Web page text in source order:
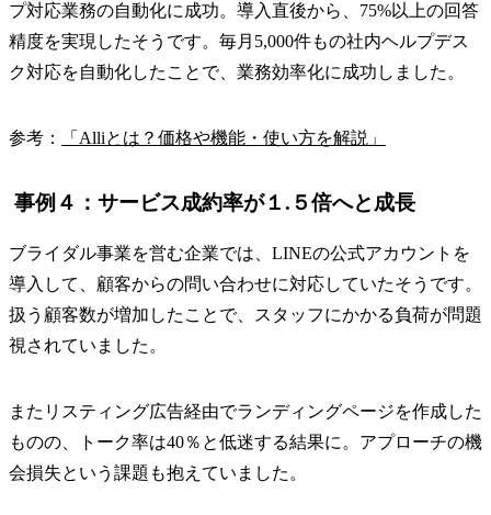
プ対応業務の自動化に成功。導入直後から、75%以上の回答
精度を実現したそうです。毎月5,000件もの社内ヘルプデス
ク対応を自動化したことで、業務効率化に成功しました。
参考： 「Alliとは？価格や機能・使い方を解説」
事例４：サービス成約率が１.５倍へと成長
ブライダル事業を営む企業では、LINEの公式アカウントを
導入して、顧客からの問い合わせに対応していたそうです。
扱う顧客数が増加したことで、スタッフにかかる負荷が問題
視されていました。
またリスティング広告経由でランディングページを作成した
ものの、トーク率は40％と低迷する結果に。アプローチの機
会損失という課題も抱えていました。